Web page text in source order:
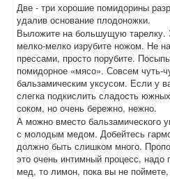
Две - три хорошие помидорины
удалив основание плодоножки.
Выложите на большущую тарелку.
мелко-мелко изрубите ножом. Не
прессами, просто порубите.
помидорное «мясо». Совсем чуть-
бальзамическим уксусом. Если у
слегка подкислить сладость
соком, но очень бережно, нежно.
А можно вместо бальзамического
с молодым медом. Добейтесь
должно быть слишком много.
это очень интимный процесс, надо
мед, то лимон, пока вы не